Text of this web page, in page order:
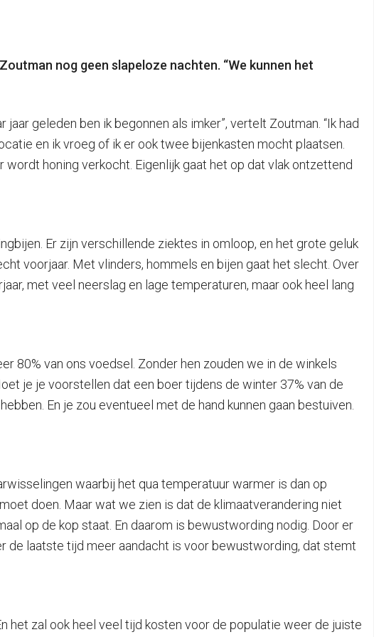
nog geen slapeloze nachten. “We kunnen het
geleden ben ik begonnen als imker”, vertelt Zoutman. “Ik had
en ik vroeg of ik er ook twee bijenkasten mocht plaatsen.
honing verkocht. Eigenlijk gaat het op dat vlak ontzettend
Er zijn verschillende ziektes in omloop, en het grote geluk
voorjaar. Met vlinders, hommels en bijen gaat het slecht. Over
met veel neerslag en lage temperaturen, maar ook heel lang
80% van ons voedsel. Zonder hen zouden we in de winkels
je je voorstellen dat een boer tijdens de winter 37% van de
En je zou eventueel met de hand kunnen gaan bestuiven.
waarbij het qua temperatuur warmer is dan op
doen. Maar wat we zien is dat de klimaatverandering niet
op de kop staat. En daarom is bewustwording nodig. Door er
de laatste tijd meer aandacht is voor bewustwording, dat stemt
het zal ook heel veel tijd kosten voor de populatie weer de juiste